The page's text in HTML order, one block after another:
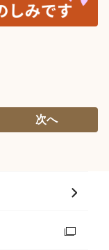
次へ